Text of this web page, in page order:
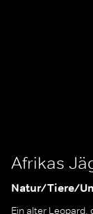
Afrikas
Natur/Tiere/
Ein alter Leopard,